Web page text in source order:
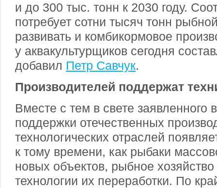
и до 300 тыс. тонн к 2030 году.
потребует сотни тысяч тонн
развивать и комбикормовое
у аквакультурщиков сегодня
добавил Петр Савчук.
Производителей поддержат
Вместе с тем в свете заявленного
поддержки отечественных
технологических отраслей
к тому времени, как рыбаки
новых объектов, рыбное
технологии их переработки. По